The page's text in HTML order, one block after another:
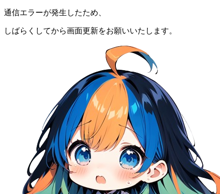
通信エラーが発生したため、
しばらくしてから画面更新をお願いいたします。